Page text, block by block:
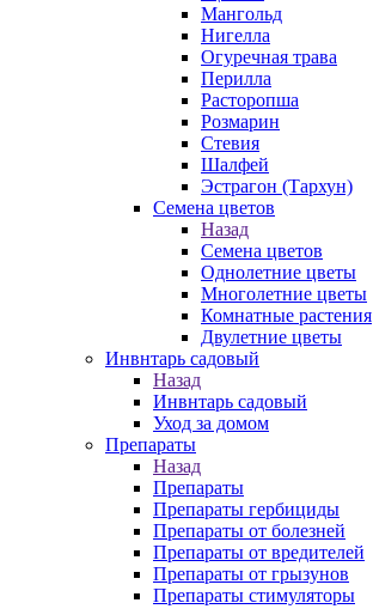
Мангольд
Нигелла
Огуречная трава
Перилла
Расторопша
Розмарин
Стевия
Шалфей
Эстрагон (Тархун)
Семена цветов
Назад
Семена цветов
Однолетние цветы
Многолетние цветы
Комнатные растения
Двулетние цветы
Инвнтарь садовый
Назад
Инвнтарь садовый
Уход за домом
Препараты
Назад
Препараты
Препараты гербициды
Препараты от болезней
Препараты от вредителей
Препараты от грызунов
Препараты стимуляторы